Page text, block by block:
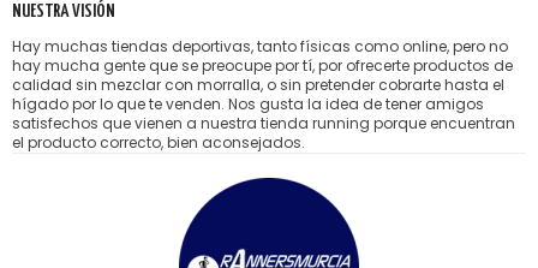
NUESTRA VISIÓN
Hay muchas tiendas deportivas, tanto físicas como online, pero no
hay mucha gente que se preocupe por tí, por ofrecerte productos de
calidad sin mezclar con morralla, o sin pretender cobrarte hasta el
hígado por lo que te venden. Nos gusta la idea de tener amigos
satisfechos que vienen a nuestra tienda running porque encuentran
el producto correcto, bien aconsejados.